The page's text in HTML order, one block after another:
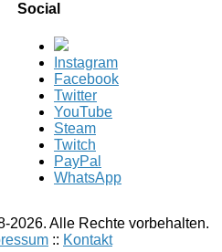
Social
Instagram
Facebook
Twitter
YouTube
Steam
Twitch
PayPal
WhatsApp
2026. Alle Rechte vorbehalten.
:: Kontakt